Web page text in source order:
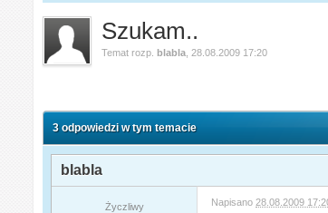
Szukam..
Temat rozp. blabla 28.08.2009 17:20
3 odpowiedzi w tym temacie
blabla
Życzliwy Napisano 28.08.2009